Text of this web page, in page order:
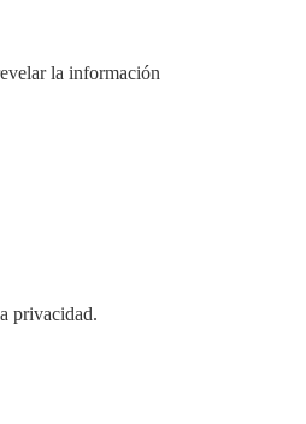
la información
privacidad.